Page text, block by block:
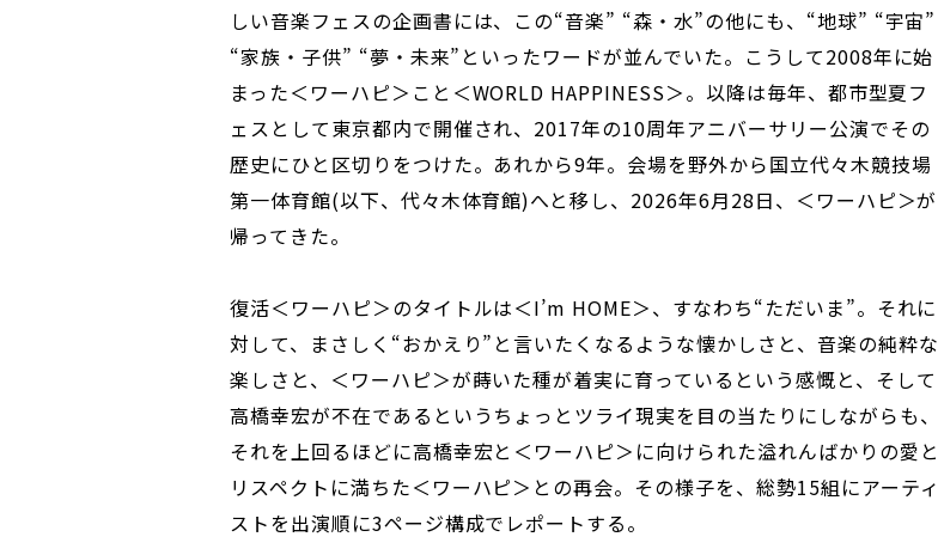
しい音楽フェスの企画書には、この“音楽” “森・水”の他にも、“地球” “宇宙”
“家族・子供” “夢・未来”といったワードが並んでいた。こうして2008年に始
まった＜ワーハピ＞こと＜WORLD HAPPINESS＞。以降は毎年、都市型夏フ
ェスとして東京都内で開催され、2017年の10周年アニバーサリー公演でその
歴史にひと区切りをつけた。あれから9年。会場を野外から国立代々木競技場
第一体育館(以下、代々木体育館)へと移し、2026年6月28日、＜ワーハピ＞が
帰ってきた。
復活＜ワーハピ＞のタイトルは＜I’m HOME＞、すなわち“ただいま”。それに
対して、まさしく“おかえり”と言いたくなるような懐かしさと、音楽の純粋な
楽しさと、＜ワーハピ＞が蒔いた種が着実に育っているという感慨と、そして
高橋幸宏が不在であるというちょっとツライ現実を目の当たりにしながらも、
それを上回るほどに高橋幸宏と＜ワーハピ＞に向けられた溢れんばかりの愛と
リスペクトに満ちた＜ワーハピ＞との再会。その様子を、総勢15組にアーティ
ストを出演順に3ページ構成でレポートする。